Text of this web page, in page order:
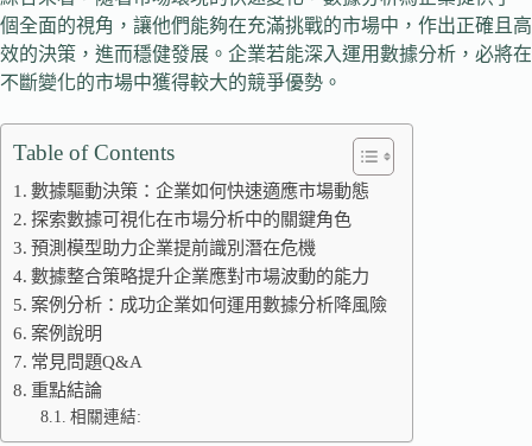
個全面的視角，讓他們能夠在充滿挑戰的市場中，作出正確且高
效的決策，進而穩健發展。企業若能深入運用數據分析，必將在
不斷變化的市場中獲得較大的競爭優勢。
Table of Contents
數據驅動決策：企業如何快速適應市場動態
探索數據可視化在市場分析中的關鍵角色
預測模型助力企業提前識別潛在危機
數據整合策略提升企業應對市場波動的能力
案例分析：成功企業如何運用數據分析降風險
案例說明
常見問題Q&A
重點結論
相關連結: